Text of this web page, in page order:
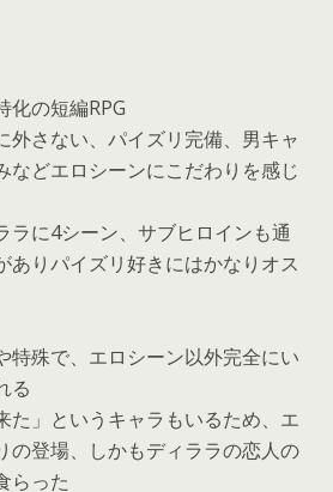
化の短編RPG
外さない、パイズリ完備、男キャ
などエロシーンにこだわりを感じ
ラに4シーン、サブヒロインも通
ありパイズリ好きにはかなりオス
特殊で、エロシーン以外完全にい
る
た」というキャラもいるため、エ
の登場、しかもディララの恋人の
らった